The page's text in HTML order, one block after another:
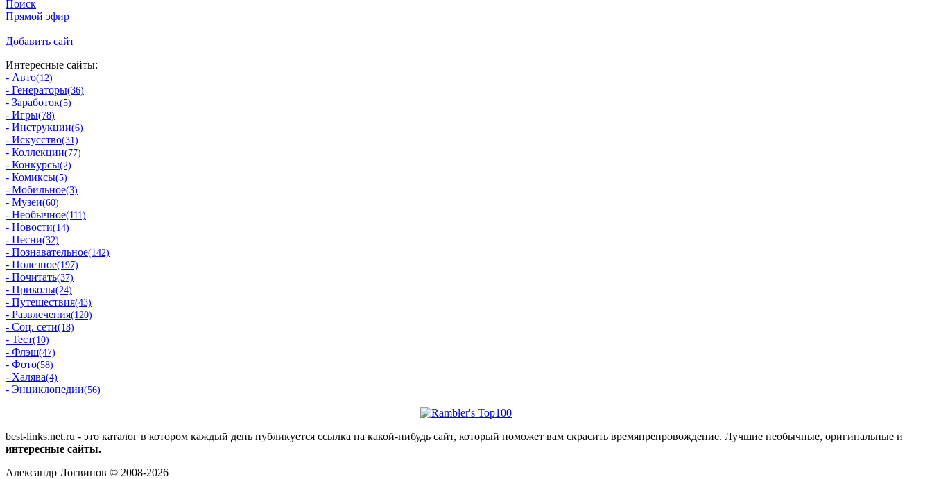
Поиск
Прямой эфир
Добавить сайт
Интересные сайты:
- Авто(12)
- Генераторы(36)
- Заработок(5)
- Игры(78)
- Инструкции(6)
- Искусство(31)
- Коллекции(77)
- Конкурсы(2)
- Комиксы(5)
- Мобильное(3)
- Музеи(60)
- Необычное(111)
- Новости(14)
- Песни(32)
- Познавательное(142)
- Полезное(197)
- Почитать(37)
- Приколы(24)
- Путешествия(43)
- Развлечения(120)
- Соц. сети(18)
- Тест(10)
- Флэш(47)
- Фото(58)
- Халява(4)
- Энциклопедии(56)
best-links.net.ru - это каталог в котором каждый день публикуется ссылка на какой-нибудь сайт, который поможет вам скрасить времяпрепровождение. Лучшие необычные, оригинальные и
интересные сайты.
Александр Логвинов © 2008-2026